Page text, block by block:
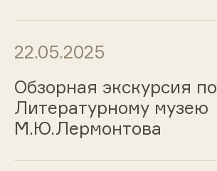
22.05.2025
Обзорная экскурсия по
Литературному музею
М.Ю.Лермонтова